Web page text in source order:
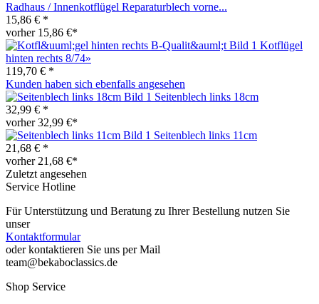
Radhaus / Innenkotflügel Reparaturblech vorne...
15,86 € *
vorher 15,86 €*
Kotflügel
hinten rechts 8/74»
119,70 € *
Kunden haben sich ebenfalls angesehen
Seitenblech links 18cm
32,99 € *
vorher 32,99 €*
Seitenblech links 11cm
21,68 € *
vorher 21,68 €*
Zuletzt angesehen
Service Hotline
Für Unterstützung und Beratung zu Ihrer Bestellung nutzen Sie
unser
Kontaktformular
oder kontaktieren Sie uns per Mail
team@bekaboclassics.de
Shop Service